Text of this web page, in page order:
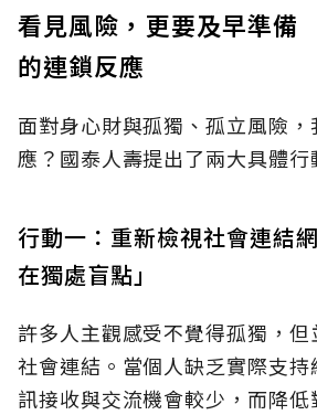
看見風險，更要及早準
的連鎖反應
面對身心財與孤獨、孤立風險
應？國泰人壽提出了兩大具體行
行動一：重新檢視社會連結
在獨處盲點」
許多人主觀感受不覺得孤獨，
社會連結。當個人缺乏實際支
訊接收與交流機會較少，而降